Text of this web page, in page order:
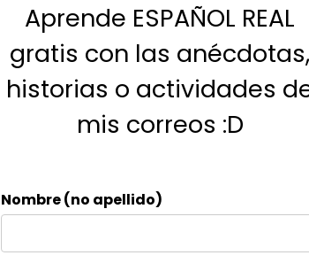
Aprende ESPAÑOL REAL
gratis con las anécdotas,
historias o actividades
mis correos :D
Nombre (no apellido)